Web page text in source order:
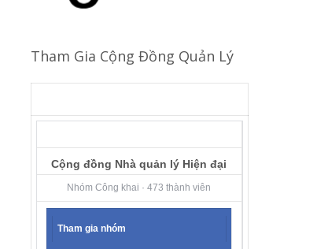
Tham Gia Cộng Đồng Quản Lý
Cộng đồng Nhà quản lý Hiện đại
Nhóm Công khai · 473 thành viên
Tham gia nhóm